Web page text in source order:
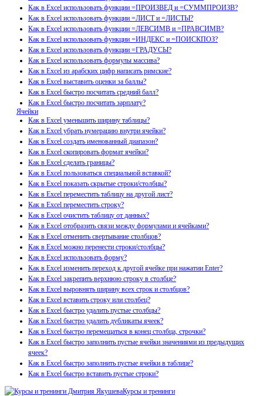
Как в Excel использовать функции =ПРОИЗВЕД и =СУММПРОИЗВ?
Как в Excel использовать функции =ЛИСТ и =ЛИСТЫ?
Как в Excel использовать функции =ЛЕВСИМВ и =ПРАВСИМВ?
Как в Excel использовать функции =ИНДЕКС и =ПОИСКПОЗ?
Как в Excel использовать функции =ГРАДУСЫ?
Как в Excel использовать формулы массива?
Как в Excel из арабских цифр написать римские?
Как в Excel выставить оценки за баллы?
Как в Excel быстро посчитать средний балл?
Как в Excel быстро посчитать зарплату?
Ячейки
Как в Excel уменьшить ширину таблицы?
Как в Excel убрать нумерацию внутри ячейки?
Как в Excel создать именованный диапазон?
Как в Excel скопировать формат ячейки?
Как в Excel сделать границы?
Как в Excel пользоваться специальной вставкой?
Как в Excel показать скрытые строки/столбцы?
Как в Excel переместить таблицу на другой лист?
Как в Excel переместить строку?
Как в Excel очистить таблицу от данных?
Как в Excel отобразить связи между формулами и ячейками?
Как в Excel отменить свертывание столбцов?
Как в Excel можно перенести строки/столбцы?
Как в Excel использовать форму?
Как в Excel изменить переход к другой ячейке при нажатии Enter?
Как в Excel закрепить верхнюю строку в столбце?
Как в Excel выровнять ширину всех строк и столбцов?
Как в Excel вставить строку или столбец?
Как в Excel быстро удалить пустые столбцы?
Как в Excel быстро удалить дубликаты ячеек?
Как в Excel быстро перемещаться в конец столбца, строчки?
Как в Excel быстро заполнить пустые ячейки значениями из предыдущих
ячеек?
Как в Excel быстро заполнить пустые ячейки в таблице?
Как в Excel быстро вставить пустые строки?
Курсы и тренинги